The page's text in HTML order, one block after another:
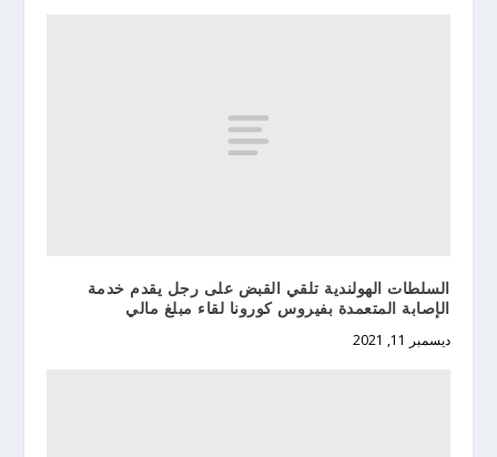
السلطات الهولندية تلقي القبض على رجل يقدم خدمة
الإصابة المتعمدة بفيروس كورونا لقاء مبلغ مالي
ديسمبر 11, 2021